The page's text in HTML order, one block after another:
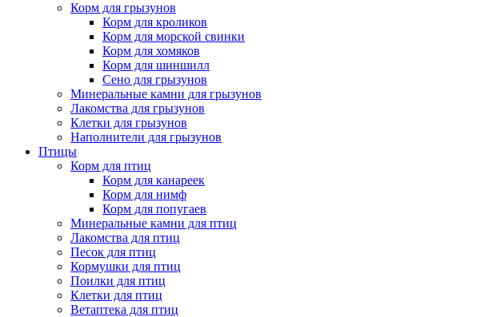
Корм для грызунов
Корм для кроликов
Корм для морской свинки
Корм для хомяков
Корм для шиншилл
Сено для грызунов
Минеральные камни для грызунов
Лакомства для грызунов
Клетки для грызунов
Наполнители для грызунов
Птицы
Корм для птиц
Корм для канареек
Корм для нимф
Корм для попугаев
Минеральные камни для птиц
Лакомства для птиц
Песок для птиц
Кормушки для птиц
Поилки для птиц
Клетки для птиц
Ветаптека для птиц